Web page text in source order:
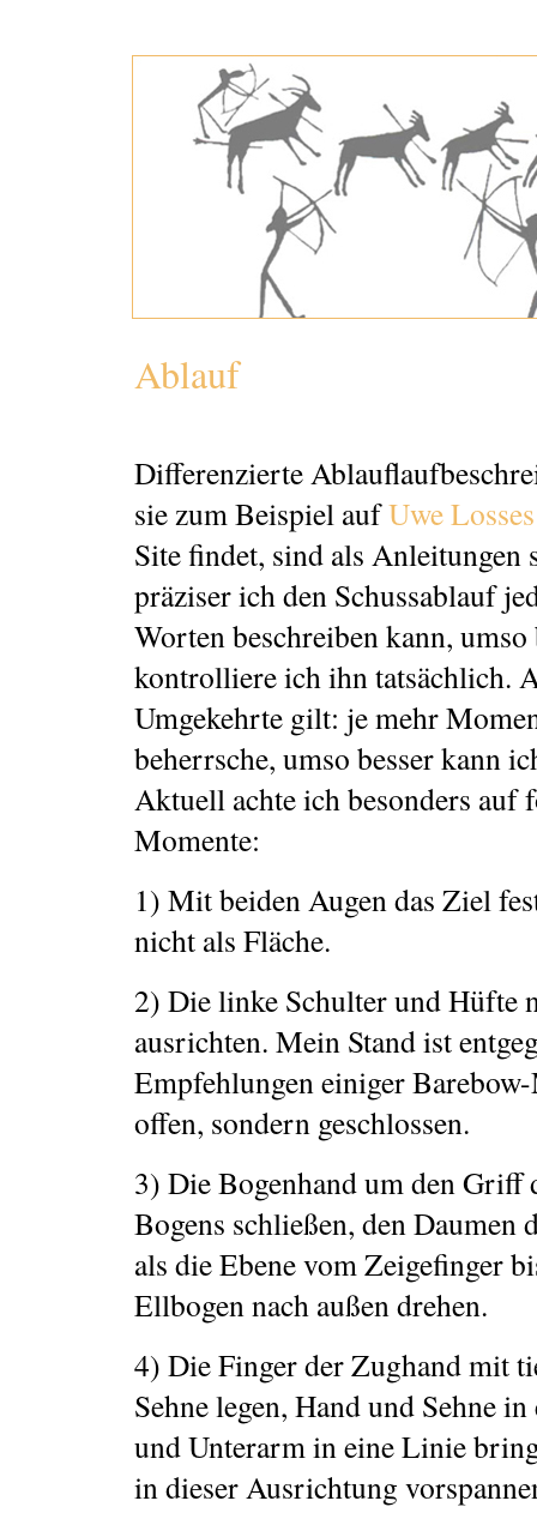
Ablauf
Differenzierte
sie zum Beispiel aufUwe Losses
Site findet, sind als Anleitungen
präziser ich den Schussablauf
Worten beschreiben kann, umso
kontrolliere ich ihn tatsächlich.
Umgekehrte gilt: je mehr
beherrsche, umso besser kann
Aktuell achte ich besonders auf
Momente:
1) Mit beiden Augen das Ziel
nicht als Fläche.
2) Die linke Schulter und Hüfte
ausrichten. Mein Stand ist
Empfehlungen einiger
offen, sondern geschlossen.
3) Die Bogenhand um den Griff
Bogens schließen, den Daumen
als die Ebene vom Zeigefinger
Ellbogen nach außen drehen.
4) Die Finger der Zughand mit
Sehne legen, Hand und Sehne
und Unterarm in eine Linie
in dieser Ausrichtung